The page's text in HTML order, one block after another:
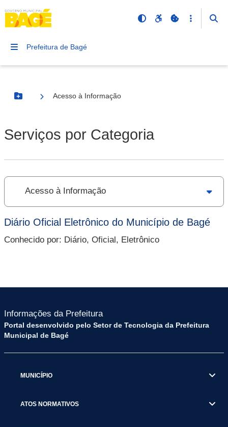
Prefeitura de Bagé
Botão Menu
Acesso à Informação
Serviços por Categoria
Acesso à Informação
Diário Oficial Eletrônico do Município de Bagé
Conhecido por: Diário, Oficial, Eletrônico
Informações da Prefeitura
Portal desenvolvido pelo Setor de Tecnologia da Prefeitura
Municipal de Bagé
MUNICÍPIO
ATOS NORMATIVOS